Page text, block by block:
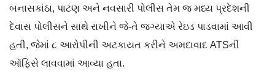
બનાસકાંઠા, પાટણ અને નવસારી પોલીસ તેમ જ મધ્ય પ્રદેશની
દેવાસ પોલીસને સાથે રાખીને જે-તે જગ્યાએ રેઇડ પાડવામાં આવી
હતી, જેમાં ૮ આરોપીની અટકાયત કરીને અમદાવાદ ATSની
ઑફિસે લાવવામાં આવ્યા હતા.